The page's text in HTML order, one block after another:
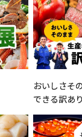
おいしさそ
できる訳あ